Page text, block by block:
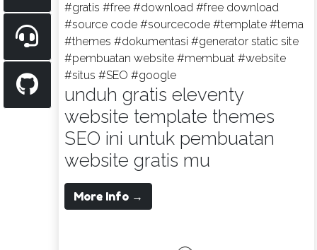
#gratis #free #download #free download
#source code #sourcecode #template #tema
#themes #dokumentasi #generator static site
#pembuatan website #membuat #website
#situs #SEO #google
unduh gratis eleventy
website template themes
SEO ini untuk pembuatan
website gratis mu
More Info →